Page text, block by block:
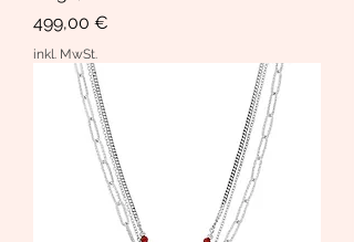
Preis
499,00 €
inkl. MwSt.